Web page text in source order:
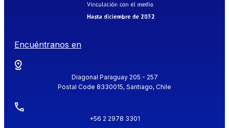
Encuéntranos en
Diagonal Paraguay 205 - 257
Postal Code 8330015, Santiago, Chile
+56 2 2978 3301